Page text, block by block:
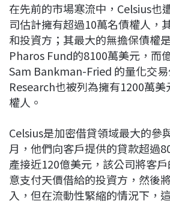
在先前的市場寒流中，Celsius也
司估計擁有超過10萬名債權人，
和投資方；其最大的無擔保債權
Pharos Fund的8100萬美元，而
Sam Bankman-Fried 的量化交
Research也被列為擁有1200萬
權人。
Celsius是加密借貸領域最大的參
月，他們向客戶提供的貸款超過
產接近120億美元，該公司將客
意支付天價借給的投資方，然後
入，但在流動性緊縮的情況下，